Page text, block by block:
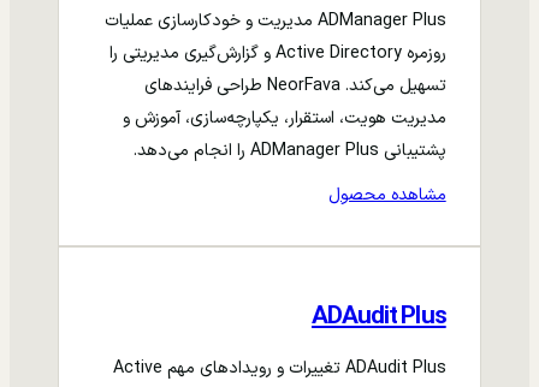
ADManager Plus مدیریت و خودکارسازی عملیات
روزمره Active Directory و گزارش‌گیری مدیریتی را
تسهیل می‌کند. NeorFava طراحی فرایندهای
مدیریت هویت، استقرار، یکپارچه‌سازی، آموزش و
پشتیبانی ADManager Plus را انجام می‌دهد.
مشاهده محصول
ADAudit Plus
ADAudit Plus تغییرات و رویدادهای مهم Active